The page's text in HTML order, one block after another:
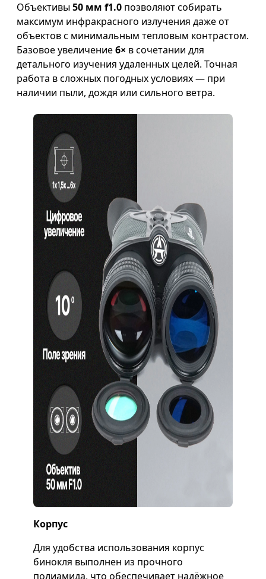
Объективы50 мм f1.0 позволяют собирать
максимум инфракрасного излучения даже от
объектов с минимальным тепловым контрастом.
Базовое увеличение6× в сочетании для
детального изучения удаленных целей. Точная
работа в сложных погодных условиях — при
наличии пыли, дождя или сильного ветра.
Корпус
Для удобства использования корпус
бинокля выполнен из прочного
полиамида, что обеспечивает надёжное